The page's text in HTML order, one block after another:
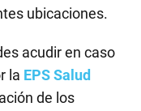
ubicaciones.
acudir en caso
la EPS Salud
de los